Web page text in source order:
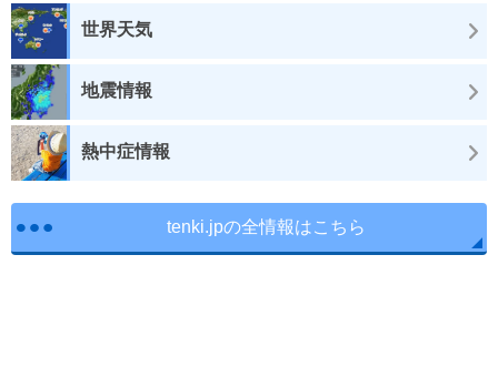
世界天気
地震情報
熱中症情報
tenki.jpの全情報はこちら